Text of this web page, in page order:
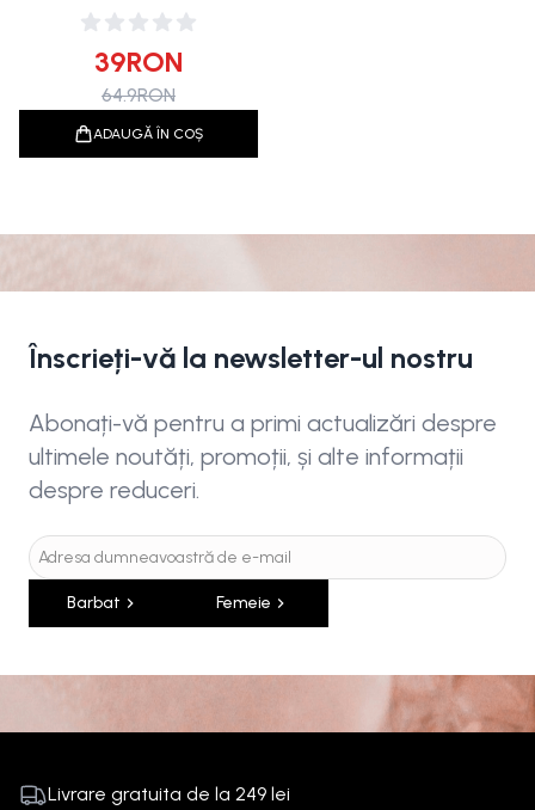
39RON
64.9RON
ADAUGĂ ÎN COȘ
Înscrieți-vă la newsletter-ul nostru
Abonați-vă pentru a primi actualizări despre
ultimele noutăți, promoții, și alte informații
despre reduceri.
Barbat Femeie
Livrare gratuita de la 249 lei